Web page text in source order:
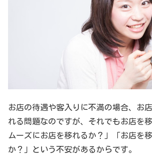
お店の待遇や客入りに不満の場合、お
れる問題なのですが、それでもお店を
ムーズにお店を移れるか？」「お店を
か？」という不安があるからです。